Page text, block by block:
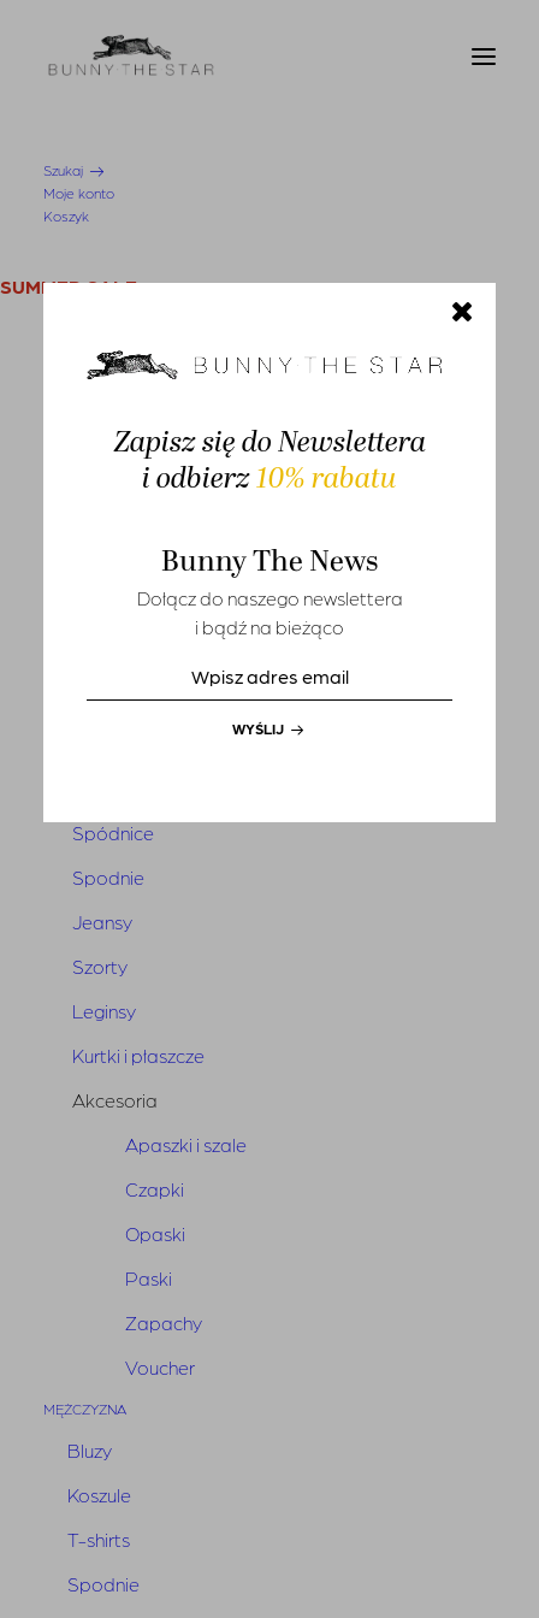
Zapisz się do Newslettera
i odbierz10% rabatu
Bunny The News
Dołącz do naszego newslettera
i bądź na bieżąco
WYŚLIJ
Szukaj
Moje konto
Koszyk
SUMMER SALE
Swetry i kardigany
Bluzy
Tuniki i narzutki
Spódnice
Spodnie
Jeansy
Szorty
Leginsy
Kurtki i płaszcze
Akcesoria
Apaszki i szale
Czapki
Opaski
Paski
Zapachy
Voucher
MĘŻCZYZNA
Bluzy
Koszule
T-shirts
Spodnie
Strona Główna
Zawieszka BTS Gold
Najniższa cena w ciągu ostatnich 30 dni:
ilość
Zawieszka
Gold